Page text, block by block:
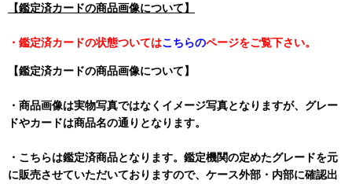
【鑑定済カードの商品画像について】
・鑑定済カードの状態ついてはこちらのページをご覧下さい。
【鑑定済カードの商品画像について】
・商品画像は実物写真ではなくイメージ写真となりますが、グレー
ドやカードは商品名の通りとなります。
・こちらは鑑定済商品となります。鑑定機関の定めたグレードを元
に販売させていただいておりますので、ケース外部・内部に確認出